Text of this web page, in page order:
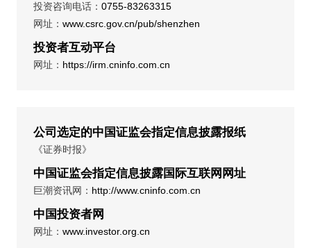
投资咨询电话： 0755-83263315
网址： www.csrc.gov.cn/pub/shenzhen
投资者互动平台
网址： https://irm.cninfo.com.cn
公司选定的中国证监会指定信息披露报纸
《证券时报》
中国证监会指定信息披露国际互联网网址
巨潮资讯网： http://www.cninfo.com.cn
中国投资者网
网址： www.investor.org.cn